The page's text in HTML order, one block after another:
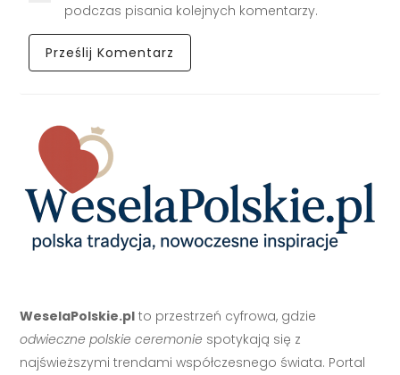
podczas pisania kolejnych komentarzy.
WeselaPolskie.pl to przestrzeń cyfrowa, gdzie
odwieczne polskie ceremonie spotykają się z
najświeższymi trendami współczesnego świata. Portal